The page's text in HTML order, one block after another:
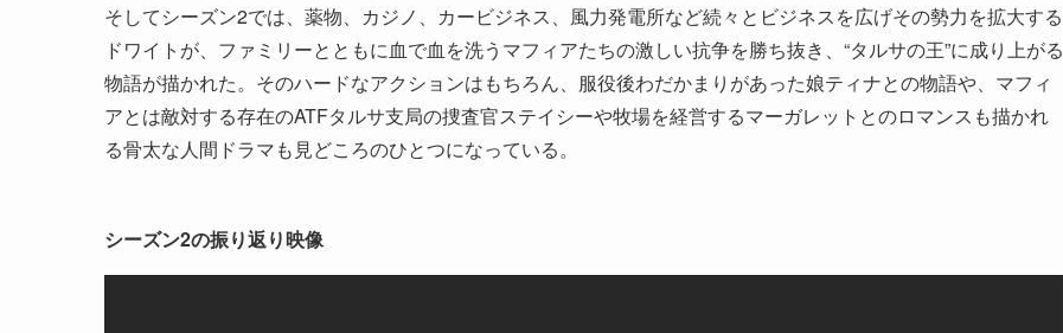
そしてシーズン2では、薬物、カジノ、カービジネス、風力発電所など続々とビジネスを広げその勢力を拡大する
ドワイトが、ファミリーとともに血で血を洗うマフィアたちの激しい抗争を勝ち抜き、“タルサの王”に成り上がる
物語が描かれた。そのハードなアクションはもちろん、服役後わだかまりがあった娘ティナとの物語や、マフィ
アとは敵対する存在のATFタルサ支局の捜査官ステイシーや牧場を経営するマーガレットとのロマンスも描かれ
る骨太な人間ドラマも見どころのひとつになっている。
シーズン2の振り返り映像